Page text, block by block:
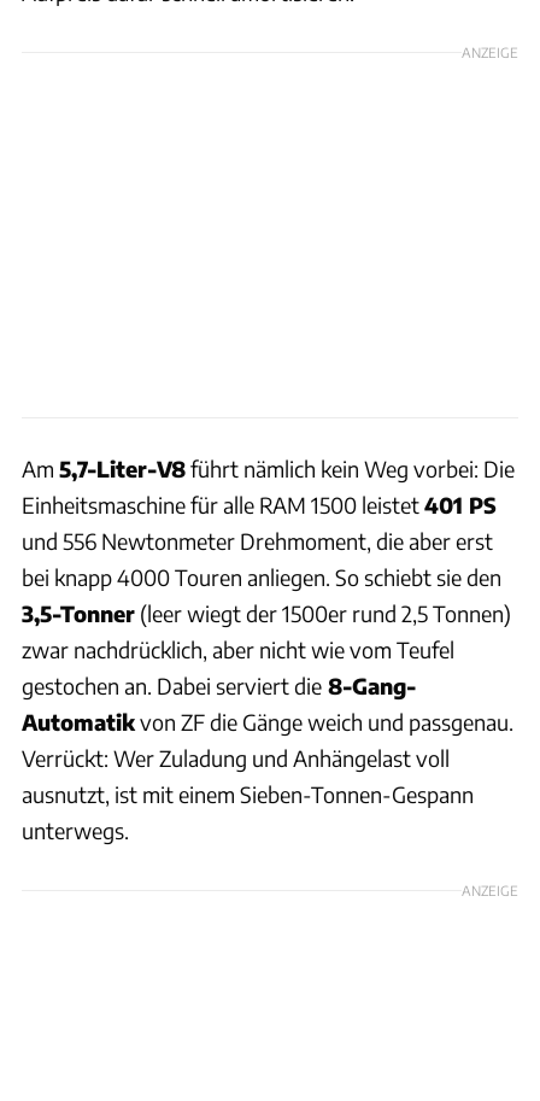
ANZEIGE
Am 5,7-Liter-V8führt nämlich kein Weg vorbei: Die
Einheitsmaschine für alle RAM 1500 leistet401 PS
und 556 Newtonmeter Drehmoment, die aber erst
bei knapp 4000 Touren anliegen. So schiebt sie den
3,5-Tonner (leer wiegt der 1500er rund 2,5 Tonnen)
zwar nachdrücklich, aber nicht wie vom Teufel
gestochen an. Dabei serviert die 8-Gang-
Automatikvon ZF die Gänge weich und passgenau.
Verrückt: Wer Zuladung und Anhängelast voll
ausnutzt, ist mit einem Sieben-Tonnen-Gespann
unterwegs.
ANZEIGE